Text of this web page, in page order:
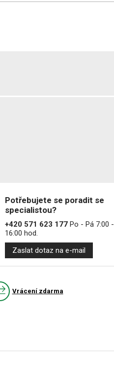
Potřebujete se poradit se
specialistou?
+420 571 623 177Po - Pá 7:00 -
16:00 hod.
Zaslat dotaz na e-mail
Vrácení zdarma